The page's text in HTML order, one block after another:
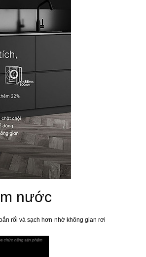
nước
rối và sạch hơn nhờ không gian rơi